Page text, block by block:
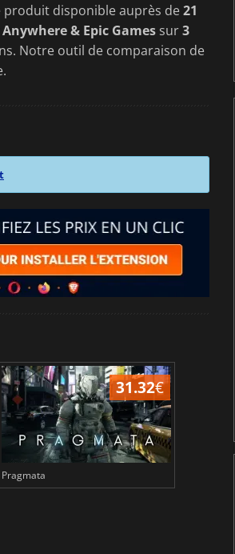
produit disponible auprès de21
& Epic Games sur3
Notre outil de comparaison de
31.32€
Pragmata Total